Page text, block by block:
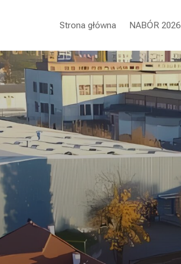
Strona główna NABÓR 2026